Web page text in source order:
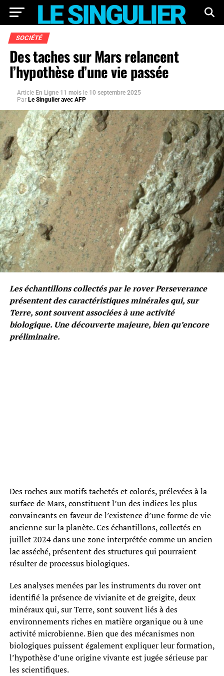
SOCIÉTÉ
Des taches sur Mars relancent
l’hypothèse d’une vie passée
Article En Ligne 11 mois le 10 septembre 2025
Par Le Singulier avec AFP
Les échantillons collectés par le rover Perseverance
présentent des caractéristiques minérales qui, sur
Terre, sont souvent associées à une activité
biologique. Une découverte majeure, bien qu’encore
préliminaire.
Des roches aux motifs tachetés et colorés, prélevées à la
surface de Mars, constituent l’un des indices les plus
convaincants en faveur de l’existence d’une forme de vie
ancienne sur la planète. Ces échantillons, collectés en
juillet 2024 dans une zone interprétée comme un ancien
lac asséché, présentent des structures qui pourraient
résulter de processus biologiques.
Les analyses menées par les instruments du rover ont
identifié la présence de vivianite et de greigite, deux
minéraux qui, sur Terre, sont souvent liés à des
environnements riches en matière organique ou à une
activité microbienne. Bien que des mécanismes non
biologiques puissent également expliquer leur formation,
l’hypothèse d’une origine vivante est jugée sérieuse par
les scientifiques.